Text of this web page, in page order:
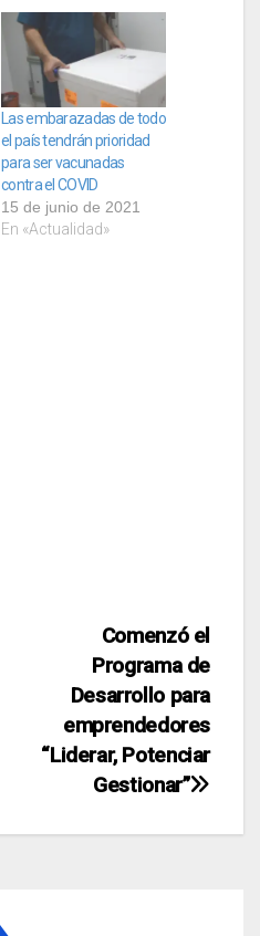
Las embarazadas de todo
el país tendrán prioridad
para ser vacunadas
contra el COVID
15 de junio de 2021
En «Actualidad»
Comenzó el
Programa de
Desarrollo para
emprendedores
“Liderar, Potenciar
Gestionar”